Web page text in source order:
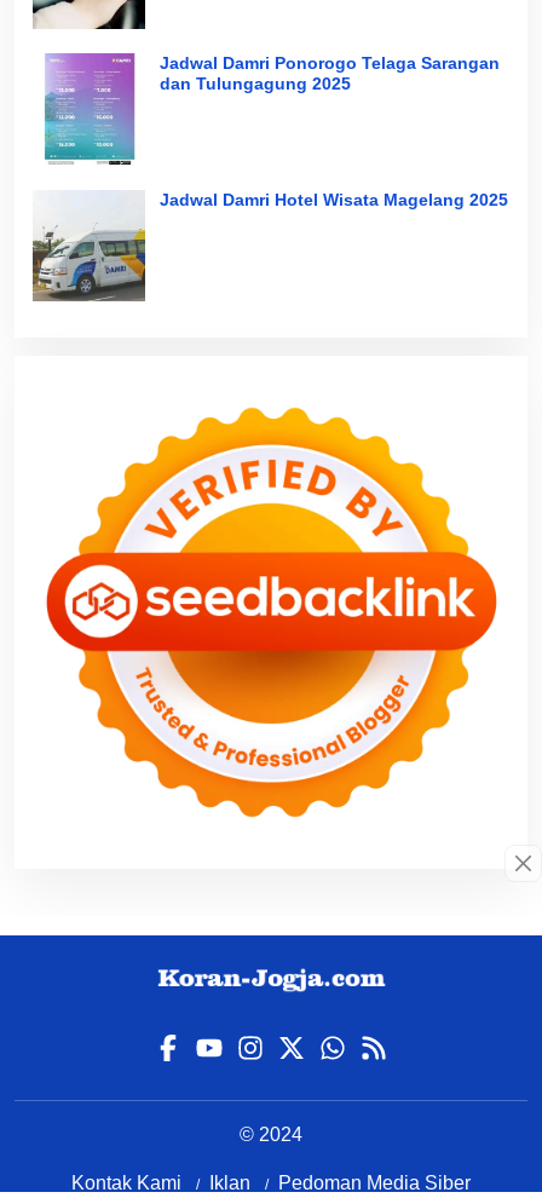
Jadwal Damri Ponorogo Telaga Sarangan
dan Tulungagung 2025
Jadwal Damri Hotel Wisata Magelang 2025
© 2024
Kontak Kami Iklan Pedoman Media Siber